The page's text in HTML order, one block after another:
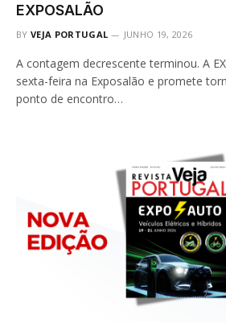
EXPOSALÃO
BY VEJA PORTUGAL JUNHO 19, 2026
A contagem decrescente terminou. A
sexta-feira na Exposalão e promete
ponto de encontro…